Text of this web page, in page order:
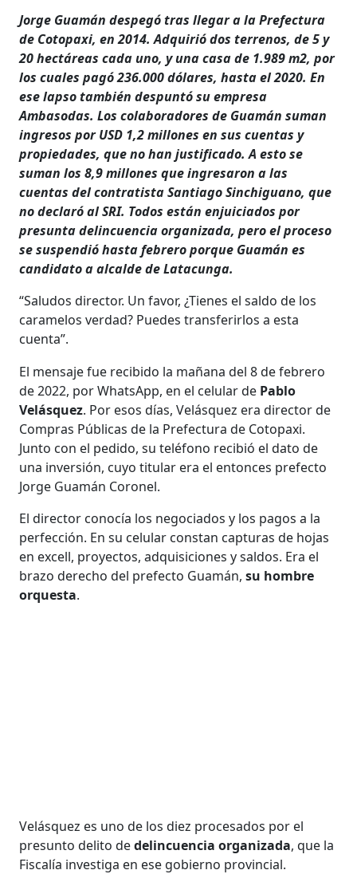
Jorge Guamán despegó tras llegar a la Prefectura
de Cotopaxi, en 2014. Adquirió dos terrenos, de 5 y
20 hectáreas cada uno, y una casa de 1.989 m2, por
los cuales pagó 236.000 dólares, hasta el 2020. En
ese lapso también despuntó su empresa
Ambasodas. Los colaboradores de Guamán suman
ingresos por USD 1,2 millones en sus cuentas y
propiedades, que no han justificado. A esto se
suman los 8,9 millones que ingresaron a las
cuentas del contratista Santiago Sinchiguano, que
no declaró al SRI. Todos están enjuiciados por
presunta delincuencia organizada, pero el proceso
se suspendió hasta febrero porque Guamán es
candidato a alcalde de Latacunga.
“Saludos director. Un favor, ¿Tienes el saldo de los
caramelos verdad? Puedes transferirlos a esta
cuenta”.
El mensaje fue recibido la mañana del 8 de febrero
de 2022, por WhatsApp, en el celular de Pablo
Velásquez. Por esos días, Velásquez era director de
Compras Públicas de la Prefectura de Cotopaxi.
Junto con el pedido, su teléfono recibió el dato de
una inversión, cuyo titular era el entonces prefecto
Jorge Guamán Coronel.
El director conocía los negociados y los pagos a la
perfección. En su celular constan capturas de hojas
en excell, proyectos, adquisiciones y saldos. Era el
brazo derecho del prefecto Guamán,su hombre
orquesta.
Velásquez es uno de los diez procesados por el
presunto delito dedelincuencia organizada, que la
Fiscalía investiga en ese gobierno provincial.